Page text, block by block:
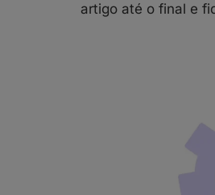
artigo até o final e